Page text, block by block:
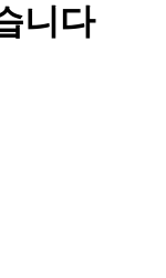
니다